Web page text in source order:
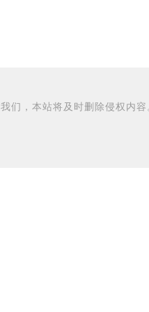
们，本站将及时删除侵权内容